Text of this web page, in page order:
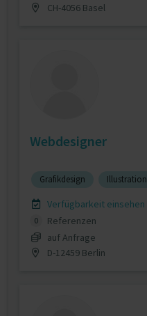
CH-4056 Basel
Webdesigner
Grafikdesign Illustration
Verfügbarkeit einsehen
0
Referenzen
auf Anfrage
D-12459 Berlin